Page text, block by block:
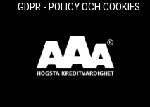
GDPR - POLICY OCH COOKIES